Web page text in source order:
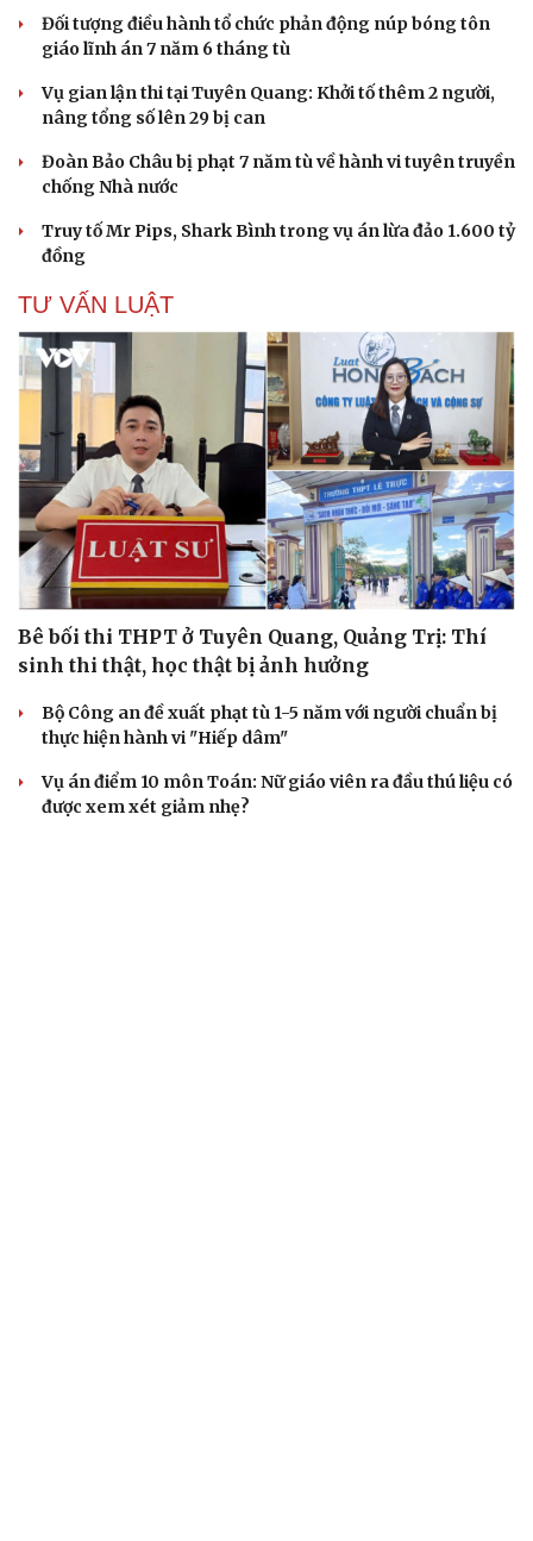
Đối tượng điều hành tổ chức phản động núp bóng tôn
giáo lĩnh án 7 năm 6 tháng tù
Vụ gian lận thi tại Tuyên Quang: Khởi tố thêm 2 người,
nâng tổng số lên 29 bị can
Đoàn Bảo Châu bị phạt 7 năm tù về hành vi tuyên truyền
chống Nhà nước
Truy tố Mr Pips, Shark Bình trong vụ án lừa đảo 1.600 tỷ
đồng
TƯ VẤN LUẬT
Bê bối thi THPT ở Tuyên Quang, Quảng Trị: Thí
sinh thi thật, học thật bị ảnh hưởng
Bộ Công an đề xuất phạt tù 1-5 năm với người chuẩn bị
thực hiện hành vi "Hiếp dâm"
Vụ án điểm 10 môn Toán: Nữ giáo viên ra đầu thú liệu có
được xem xét giảm nhẹ?